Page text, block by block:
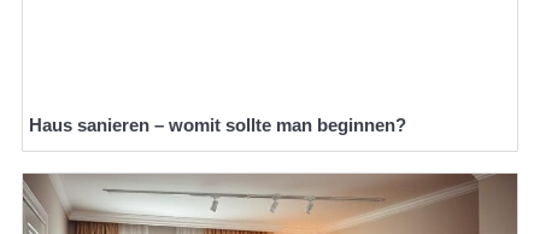
Haus sanieren – womit sollte man beginnen?